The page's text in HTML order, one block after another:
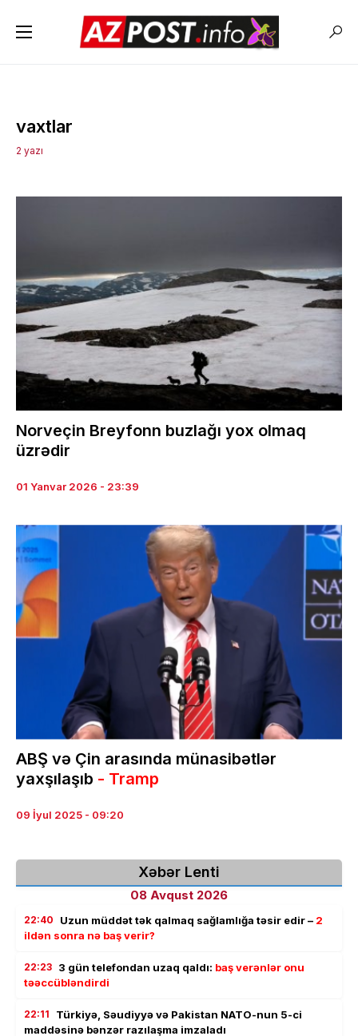
vaxtlar
2 yazı
Norveçin Breyfonn buzlağı yox olmaq
üzrədir
01 Yanvar 2026 - 23:39
ABŞ və Çin arasında münasibətlər
yaxşılaşıb - Tramp
09 İyul 2025 - 09:20
Xəbər Lenti
08 Avqust 2026
22:40 Uzun müddət tək qalmaq sağlamlığa təsir edir – 2
ildən sonra nə baş verir?
22:23 3 gün telefondan uzaq qaldı: baş verənlər onu
təəccübləndirdi
22:11
Türkiyə, Səudiyyə və Pakistan NATO-nun 5-ci
maddəsinə bənzər razılaşma imzaladı